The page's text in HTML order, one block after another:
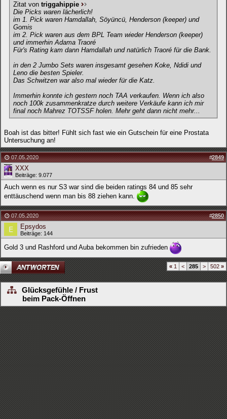
Zitat von triggahippie
Die Picks waren lächerlich!
im 1. Pick waren Hamdallah, Söyüncü, Henderson (keeper) und
Gomis
im 2. Pick waren aus dem BPL Team wieder Henderson (keeper)
und immerhin Adama Traoré
Für's Rating kam dann Hamdallah und natürlich Traoré für die Bank.
in den 2 Jumbo Sets waren insgesamt gesehen Koke, Ndidi und
Leno die besten Spieler.
Das Schwitzen war also mal wieder für die Katz.
Immerhin konnte ich gestern noch TAA verkaufen. Wenn ich also
noch 100k zusammenkratze durch weitere Verkäufe kann ich mir
final noch Mahrez TOTSSF holen. Mehr geht dann nicht mehr...
Boah ist das bitter! Fühlt sich fast wie ein Gutschein für eine Prostata
Untersuchung an!
07.05.2020 #2849
XXX
Beiträge: 9.077
Auch wenn es nur S3 war sind die beiden ratings 84 und 85 sehr
enttäuschend wenn man bis 88 ziehen kann.
07.05.2020 #2850
Epsydos
Beiträge: 144
Gold 3 und Rashford und Auba bekommen bin zufrieden
« 1 < 285 > 502 »
Glücksgefühle / Frust
beim Pack-Öffnen